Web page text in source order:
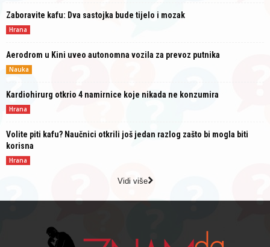
Zaboravite kafu: Dva sastojka bude tijelo i mozak
Hrana
Aerodrom u Kini uveo autonomna vozila za prevoz putnika
Nauka
Kardiohirurg otkrio 4 namirnice koje nikada ne konzumira
Hrana
Volite piti kafu? Naučnici otkrili još jedan razlog zašto bi mogla biti
korisna
Hrana
Vidi više